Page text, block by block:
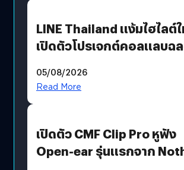
LINE Thailand แง้มไฮไลต์
เปิดตัวโปรเจกต์คอลแลบฉ
Moon x LINE FRIENDS
05/08/2026
Read More
เปิดตัว CMF Clip Pro หูฟัง
Open-ear รุ่นแรกจาก